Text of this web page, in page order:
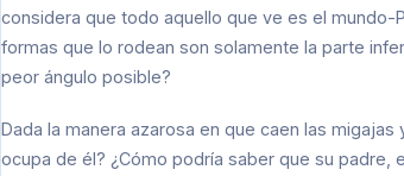
considera que todo aquello que ve es el mundo-
formas que lo rodean son solamente la parte
peor ángulo posible?
Dada la manera azarosa en que caen las
ocupa de él? ¿Cómo podría saber que su